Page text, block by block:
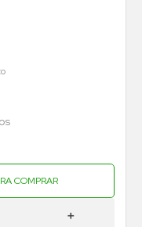
COMPRAR
＋